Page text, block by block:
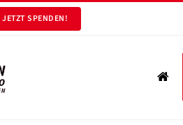
JETZT SPENDEN!